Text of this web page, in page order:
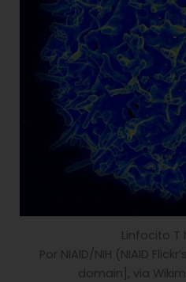
Linfocito T
Por NIAID/NIH (NIAID
domain], via